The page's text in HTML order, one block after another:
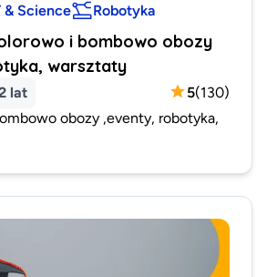
& Science Robotyka
i bombowo obozy
warsztaty
lat 5(130)
obozy ,eventy, robotyka,